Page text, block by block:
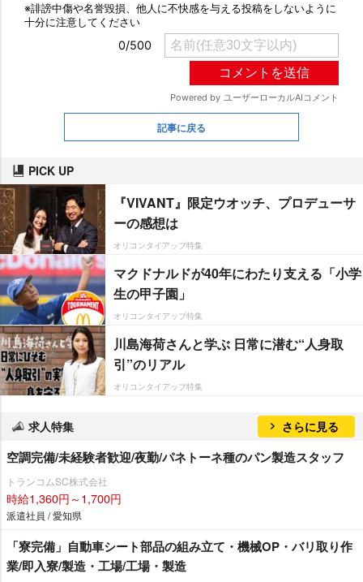
記事に戻る
PICK UP
『VIVANT』限定ウオッチ、プロデューサ
ーの感想は
オリコンタイアップ特集
マクドナルドが40年にわたり支える「小学
生の甲子園」
オリコンタイアップ特集
川島海荷さんと学ぶ 日常に潜む“人身取
引”のリアル
オリコンタイアップ特集
求人特集 さらに見る
空調完備/未経験者歓迎/夜勤/パネトーネ種のパン製造スタッフ
トランコムSC株式会社
時給1,360円～1,700円
派遣社員 / 愛知県
「寮完備」自動車シート部品の組み立て・機械OP・バリ取り作
業/即入寮/製造・工場/工場・製造